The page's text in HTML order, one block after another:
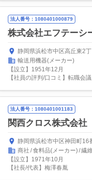
法人番号：1080401000879
株式会社エフテーシ
静岡県浜松市中区高丘東2
輸送用機器(メーカー)
【設立】1951年12月
【社員の評判/口コミ】転職会
法人番号：1080401001183
関西クロス株式会社
静岡県浜松市中区神田町16
商社 食料品(メーカー) 繊
【設立】1971年10月
【社長/代表】梅澤春胤